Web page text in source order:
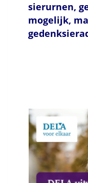
sierurnen,
mogelijk,